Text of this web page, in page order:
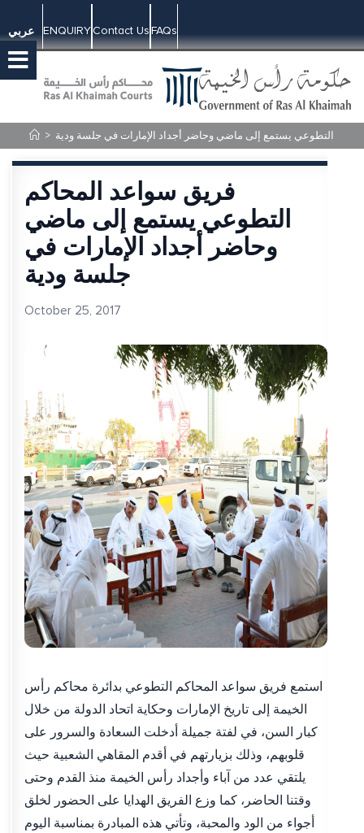
عربي ENQUIRYContact UsFAQs
> التطوعي يستمع إلى ماضي وحاضر أجداد الإمارات في جلسة ودية
فريق سواعد المحاكم
التطوعي يستمع إلى ماضي
وحاضر أجداد الإمارات في
جلسة ودية
October 25, 2017
استمع فريق سواعد المحاكم التطوعي بدائرة محاكم رأس
الخيمة إلى تاريخ الإمارات وحكاية اتحاد الدولة من خلال
كبار السن، في لفتة جميلة أدخلت السعادة والسرور على
قلوبهم، وذلك بزيارتهم في أقدم المقاهي الشعبية حيث
يلتقي عدد من آباء وأجداد رأس الخيمة منذ القدم وحتى
وقتنا الحاضر، كما وزع الفريق الهدايا على الحضور لخلق
أجواء من الود والمحبة، وتأتي هذه المبادرة بمناسبة اليوم